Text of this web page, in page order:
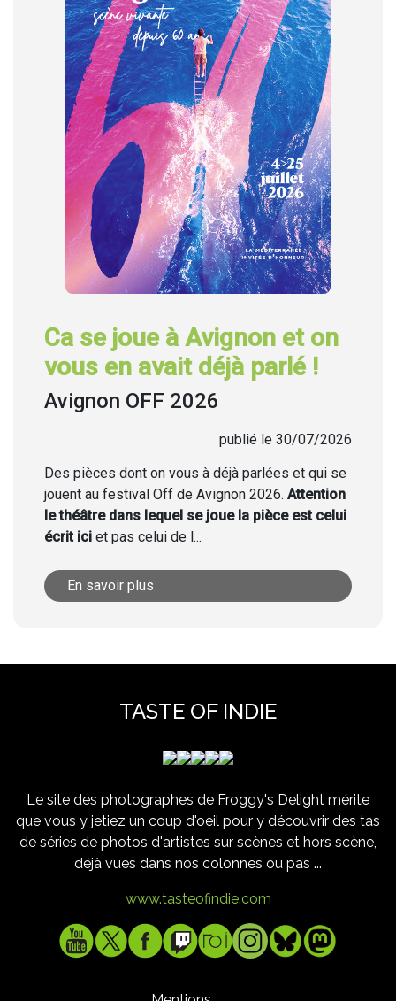
Ca se joue à Avignon et on
vous en avait déjà parlé !
Avignon OFF 2026
publié le 30/07/2026
Des pièces dont on vous à déjà parlées et qui se
jouent au festival Off de Avignon 2026. Attention
le théâtre dans lequel se joue la pièce est celui
écrit ici et pas celui de l...
En savoir plus
TASTE OF INDIE
Le site des photographes de Froggy's Delight mérite
que vous y jetiez un coup d'oeil pour y découvrir des tas
de séries de photos d'artistes sur scènes et hors scène,
déjà vues dans nos colonnes ou pas ...
www.tasteofindie.com